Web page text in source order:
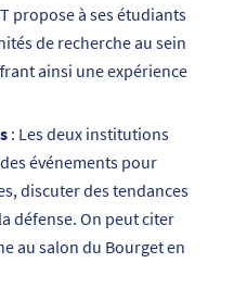
propose à ses étudiants
de recherche au sein
ainsi une expérience
: Les deux institutions
événements pour
discuter des tendances
défense. On peut citer
au salon du Bourget en